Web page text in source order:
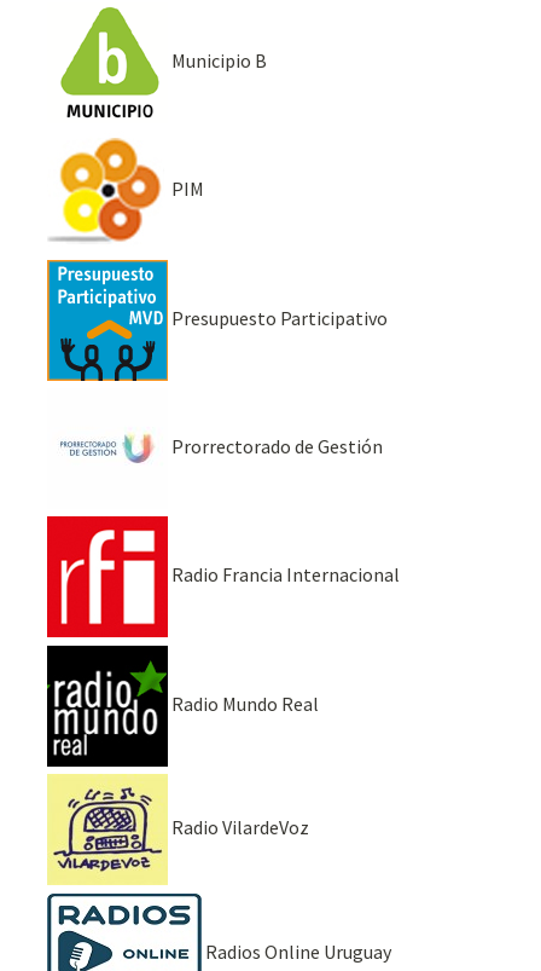
Municipio B
PIM
Presupuesto Participativo
Prorrectorado de Gestión
Radio Francia Internacional
Radio Mundo Real
Radio VilardeVoz
Radios Online Uruguay